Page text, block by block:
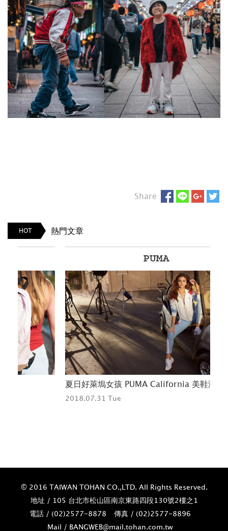
Share
HOT 熱門文章
夏日好萊塢女孩 PUMA California 美鞋潮流
2018.07.31 Tue
© 2016 TAIWAN TOHAN CO.,LTD. All Rights Reserved.
地址 / 105 台北市松山區南京東路四段130號2樓之1
電話 / (02)­2577-8878
傳真 / (02)­2577-8896
Mail / BANGWEB@mail.tohan.com.tw